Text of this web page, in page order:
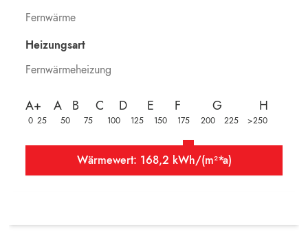
Fernwärme
Heizungsart
Fernwärmeheizung
A+ A B C D E F G H
0 25 50 75 100 125 150 175 200 225 >250
Wärmewert: 168,2 kWh/(m²*a)